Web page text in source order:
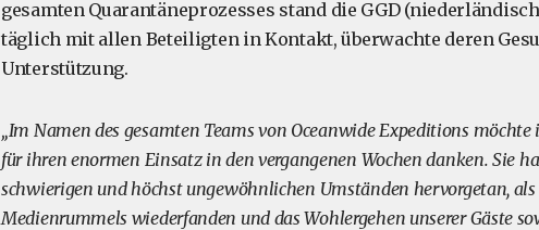
gesamten Quarantäneprozesses stand die GGD
täglich mit allen Beteiligten in Kontakt, überwachte deren
Unterstützung.
„Im Namen des gesamten Teams von Oceanwide Expeditions
für ihren enormen Einsatz in den vergangenen Wochen danken. Sie
schwierigen und höchst ungewöhnlichen Umständen hervorgetan,
Medienrummels wiederfanden und das Wohlergehen unserer Gäste